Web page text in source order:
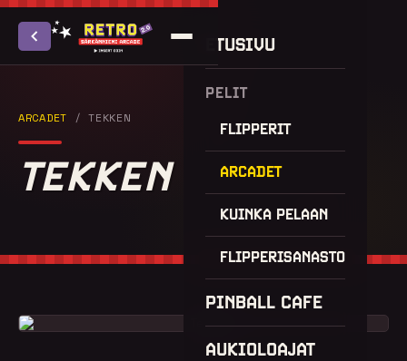
ETUSIVU
PELIT
FLIPPERIT
ARCADET
KUINKA PELAAN
FLIPPERISANASTO
PINBALL CAFE
AUKIOLOAJAT
ARCADET / TEKKEN
TEKKEN